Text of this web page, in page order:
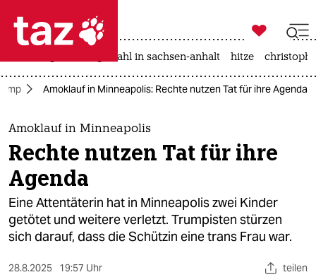
 taz zahl ich
taz zahl ich
themen
politik
öko
gesellschaft

taz zahl ich
landtagswahl in sachsen-anhalt hitze
Amoklauf in Minneapolis: Rechte nutzen Tat für ihre Agenda
Amoklauf in Minneapolis
Rechte nutzen Tat für ihre
Agenda
Eine Attentäterin hat in Minneapolis zwei Kinder
getötet und weitere verletzt. Trumpisten stürzen
sich darauf, dass die Schützin eine trans Frau war.
28.8.2025 19:57 Uhr teilen